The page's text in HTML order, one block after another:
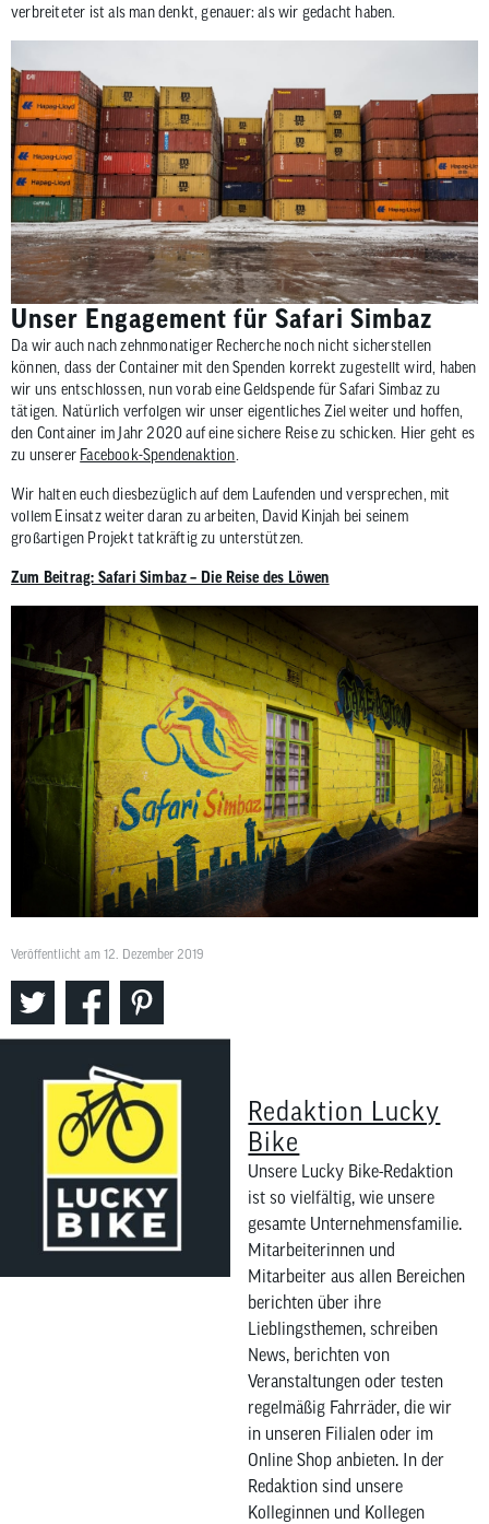
verbreiteter ist als man denkt, genauer: als wir gedacht haben.
Unser Engagement für Safari Simbaz
Da wir auch nach zehnmonatiger Recherche noch nicht sicherstellen
können, dass der Container mit den Spenden korrekt zugestellt wird, haben
wir uns entschlossen, nun vorab eine Geldspende für Safari Simbaz zu
tätigen. Natürlich verfolgen wir unser eigentliches Ziel weiter und hoffen,
den Container im Jahr 2020 auf eine sichere Reise zu schicken. Hier geht es
zu unserer Facebook-Spendenaktion
Wir halten euch diesbezüglich auf dem Laufenden und versprechen, mit
vollem Einsatz weiter daran zu arbeiten, David Kinjah bei seinem
großartigen Projekt tatkräftig zu unterstützen.
Zum Beitrag: Safari Simbaz – Die Reise des Löwen
Veröffentlicht am 12. Dezember 2019
Redaktion Lucky
Bike
Unsere Lucky Bike-Redaktion
ist so vielfältig, wie unsere
gesamte Unternehmensfamilie.
Mitarbeiterinnen und
Mitarbeiter aus allen Bereichen
berichten über ihre
Lieblingsthemen, schreiben
News, berichten von
Veranstaltungen oder testen
regelmäßig Fahrräder, die wir
in unseren Filialen oder im
Online Shop anbieten. In der
Redaktion sind unsere
Kolleginnen und Kollegen